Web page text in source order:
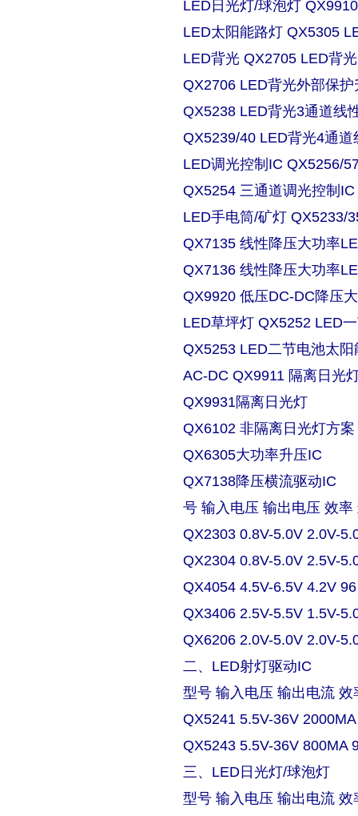
LED日光灯/球泡灯
LED太阳能路灯 QX5305
LED背光 QX2705 LED背
QX2706 LED背光外部保
QX5238 LED背光3通道线
QX5239/40 LED背光4通
LED调光控制IC QX5256/
QX5254 三通道调光控制
LED手电筒/矿灯 QX5233/
QX7135 线性降压大功率
QX7136 线性降压大功率
QX9920 低压DC-DC降压
LED草坪灯 QX5252 LED
QX5253 LED二节电池太
AC-DC QX9911 隔离日光
QX9931隔离日光灯
QX6102 非隔离日光灯方案
QX6305大功率升压IC
QX7138降压横流驱动IC
号 输入电压 输出电压 效率
QX2303 0.8V-5.0V 2.0V-
QX2304 0.8V-5.0V 2.5V-
QX4054 4.5V-6.5V 4.2V
QX3406 2.5V-5.5V 1.5V-
QX6206 2.0V-5.0V 2.0V-
二、LED射灯驱动IC
型号 输入电压 输出电流 效
QX5241 5.5V-36V
QX5243 5.5V-36V 800MA
三、LED日光灯/球泡灯
型号 输入电压 输出电流 效